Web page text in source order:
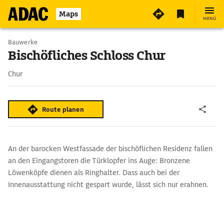
Maps MENÜ
Bauwerke
Bischöfliches Schloss Chur
Chur
Route planen
An der barocken Westfassade der bischöflichen Residenz fallen
an den Eingangstoren die Türklopfer ins Auge: Bronzene
Löwenköpfe dienen als Ringhalter. Dass auch bei der
Innenausstattung nicht gespart wurde, lässt sich nur erahnen.